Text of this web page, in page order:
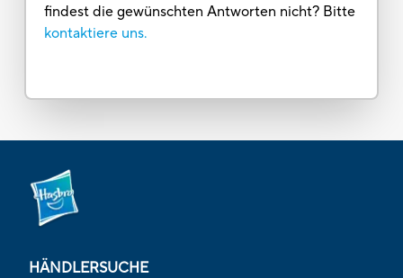
findest die gewünschten Antworten nicht? Bitte
kontaktiere uns.
HÄNDLERSUCHE